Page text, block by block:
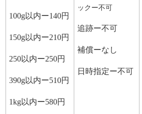
100g以内ー140円
150g以内ー210円
250以内ー250円
390g以内ー510円
1kg以内ー580円
ックー不可
追跡ー不可
補償ーなし
日時指定ー不可